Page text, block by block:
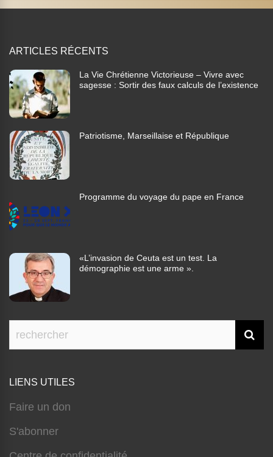
ARTICLES RÉCENTS
La Vie Chrétienne Victorieuse – Vivre avec
sagesse : Sortir des faux calculs de l’existence
Patriotisme, Marseillaise et République
Programme du voyage du pape en France
«L’invasion de Ceuta est un test. La
démographie est une arme ».
LIENS UTILES
Faire un don
S'abonner